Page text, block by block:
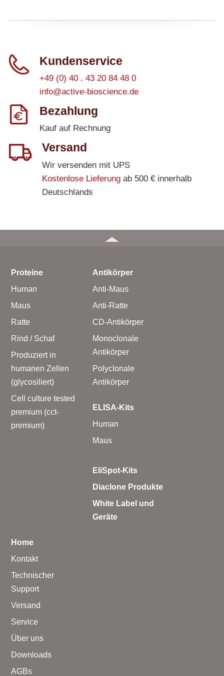
Kundenservice
+49 (0) 40 . 43 20 84 48 0
info@active-bioscience.de
Bezahlung
Kauf auf Rechnung
Versand
Wir versenden mit UPS
Kostenlose Lieferungab 500 € innerhalb
Deutschlands
Proteine
Human
Maus
Ratte
Rind / Schaf
Produziert in
humanen Zellen
(glycosiliert)
Cell culture tested
premium (cct-
premium)
Antikörper
Anti-Maus
Anti-Ratte
CD-Antikörper
Monoclonale
Antikörper
Polyclonale
Antikörper
ELISA-Kits
Human
Maus
EliSpot-Kits
Diaclone Produkte
White Label und
Geräte
Home
Kontakt
Technischer
Support
Versand
Service
Über uns
Downloads
AGBs